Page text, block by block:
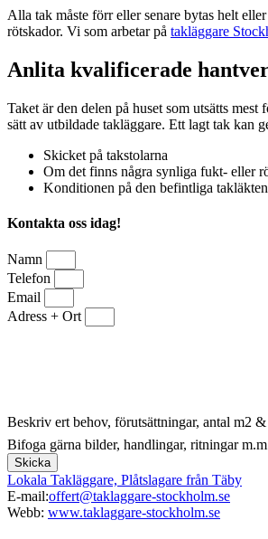
Alla tak måste förr eller senare bytas helt
rötskador. Vi som arbetar på takläggare
Anlita kvalificerade
Taket är den delen på huset som utsätts
sätt av utbildade takläggare. Ett lagt tak kan
Skicket på takstolarna
Om det finns några synliga fukt- eller
Konditionen på den befintliga takläkten
Kontakta oss idag!
Namn
Telefon
Email
Adress + Ort
Beskriv ert behov, förutsättningar, antal m2
Bifoga gärna bilder, handlingar, ritningar
Skicka
Lokala Takläggare, Plåtslagare från Täby
E-mail:offert@taklaggare-stockholm.se
Webb: www.taklaggare-stockholm.se